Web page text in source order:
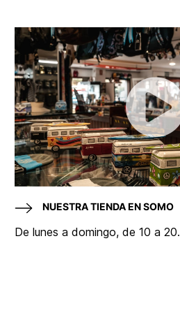
NUESTRA TIENDA EN SOMO
De lunes a domingo, de 10 a 20.